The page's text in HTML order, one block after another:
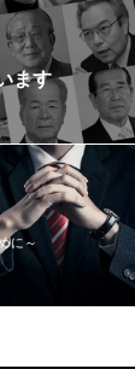
ます
に～